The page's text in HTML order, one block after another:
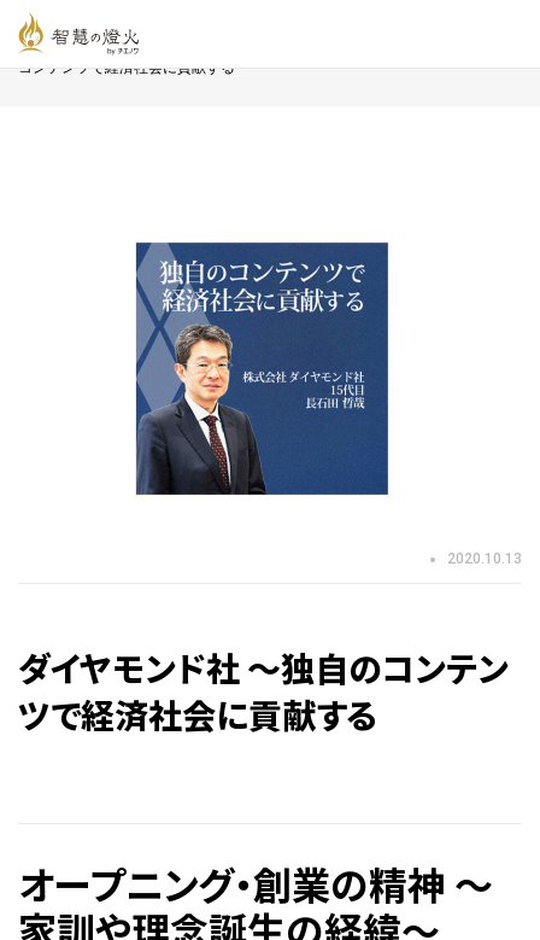
智慧の燈火オンライン
コンテンツで経済社会に貢献する
2020.10.13
ダイヤモンド社 〜独自のコンテン
ツで経済社会に貢献する
オープニング・創業の精神 ～